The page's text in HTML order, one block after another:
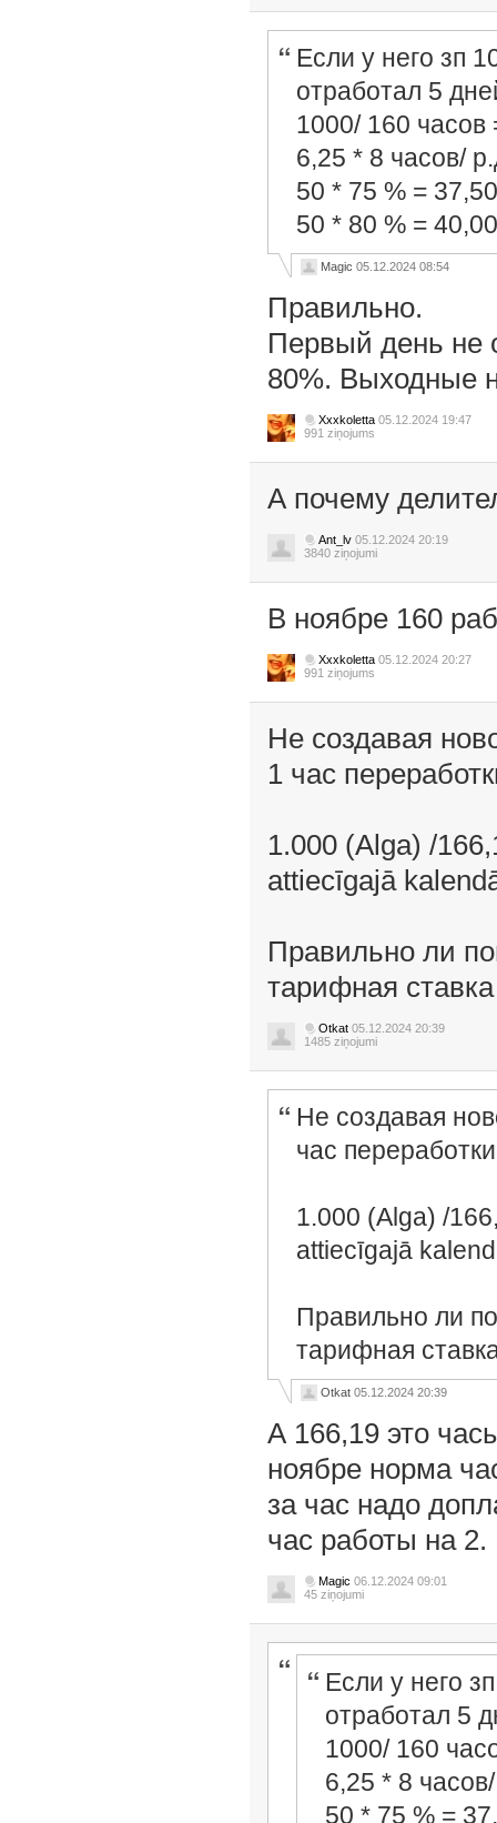
Если у него зп
отработал 5
1000/ 160 часов
6,25 * 8 часов/
50 * 75 % = 37,50
50 * 80 % = 40,00
Magic 05.12.2024 08:54
Правильно.
Первый день не
80%. Выходные
Xxxkoletta 05.12.2024 19:47
991 ziņojums
А почему
Ant_lv 05.12.2024 20:19
3840 ziņojumi
В ноябре 160
Xxxkoletta 05.12.2024 20:27
991 ziņojums
Не создавая
1 час
1.000 (Alga) /
attiecīgajā
Правильно ли
тарифная
Otkat 05.12.2024 20:39
1485 ziņojumi
Не создавая
час
1.000 (Alga) /
attiecīgajā
Правильно ли
тарифная
Otkat 05.12.2024 20:39
А 166,19 это
ноябре норма
за час надо
час работы на 2.
Magic 06.12.2024 09:01
45 ziņojumi
Если у него
отработал 5
1000/ 160
6,25 * 8
50 * 75 % =